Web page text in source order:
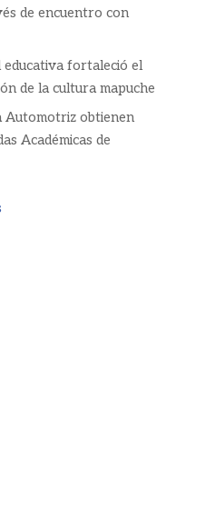
de encuentro con
educativa fortaleció el
de la cultura mapuche
Automotriz obtienen
Académicas de